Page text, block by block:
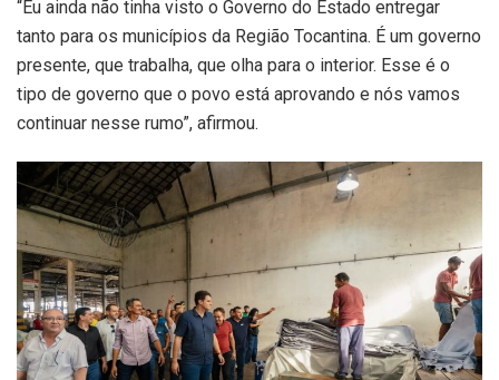
“Eu ainda não tinha visto o Governo do Estado entregar
tanto para os municípios da Região Tocantina. É um governo
presente, que trabalha, que olha para o interior. Esse é o
tipo de governo que o povo está aprovando e nós vamos
continuar nesse rumo”, afirmou.